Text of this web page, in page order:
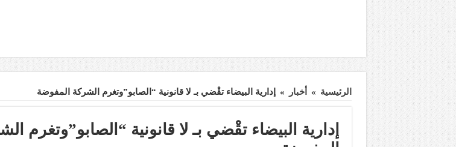
الرئيسية » أخبار » إدارية البيضاء تقْضي بـ لا قانونية “الصابو”وتغرم الشركة المفوضة
إدارية البيضاء تقْضي بـ لا قانونية “الصابو”وتغرم